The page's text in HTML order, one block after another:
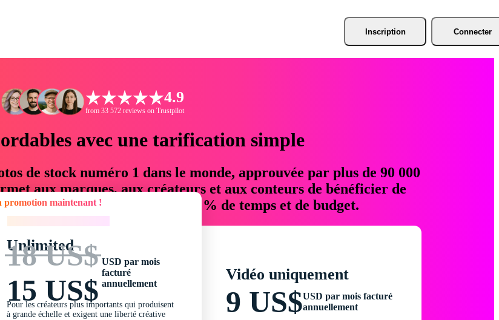
Inscription Connecter
4.9
from 33 572 reviews on Trustpilot
avec une tarification simple
de stock numéro 1 dans le monde, approuvée par plus de 90 000
aux marques, aux créateurs et aux conteurs de bénéficier de
d'économiser jusqu'à 76 % de temps et de budget.
maintenant !
Unlimited
18 US$
15 US$
USD par mois
facturé
annuellement
Pour les créateurs plus importants qui produisent
à grande échelle et exigent une liberté créative
Vidéo uniquement
9 US$USD par mois facturé
annuellement